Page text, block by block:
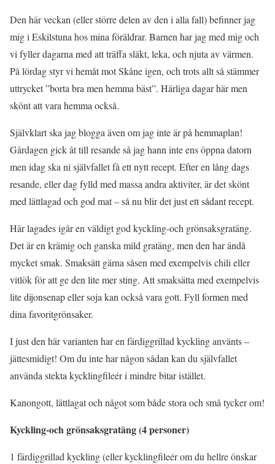
Den här veckan (eller större delen av den i alla fall) befinner jag
mig i Eskilstuna hos mina föräldrar. Barnen har jag med mig och
vi fyller dagarna med att träffa släkt, leka, och njuta av värmen.
På lördag styr vi hemåt mot Skåne igen, och trots allt så stämmer
uttrycket ”borta bra men hemma bäst”. Härliga dagar här men
skönt att vara hemma också.
Självklart ska jag blogga även om jag inte är på hemmaplan!
Gårdagen gick åt till resande så jag hann inte ens öppna datorn
men idag ska ni självfallet få ett nytt recept. Efter en lång dags
resande, eller dag fylld med massa andra aktiviter, är det skönt
med lättlagad och god mat – så nu blir det just ett sådant recept.
Här lagades igår en väldigt god kyckling-och grönsaksgratäng.
Det är en krämig och ganska mild gratäng, men den har ändå
mycket smak. Smaksätt gärna såsen med exempelvis chili eller
vitlök för att ge den lite mer sting. Att smaksätta med exempelvis
lite dijonsenap eller soja kan också vara gott. Fyll formen med
dina favoritgrönsaker.
I just den här varianten har en färdiggrillad kyckling använts –
jättesmidigt! Om du inte har någon sådan kan du självfallet
använda stekta kycklingfileér i mindre bitar istället.
Kanongott, lättlagat och något som både stora och små tycker om!
Kyckling-och grönsaksgratäng (4 personer)
1 färdiggrillad kyckling (eller kycklingfileér om du hellre önskar